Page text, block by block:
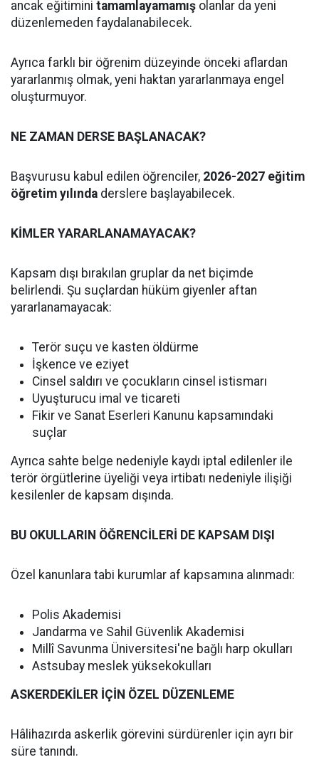
ancak eğitimini tamamlayamamış olanlar da yeni
düzenlemeden faydalanabilecek.
Ayrıca farklı bir öğrenim düzeyinde önceki aflardan
yararlanmış olmak, yeni haktan yararlanmaya engel
oluşturmuyor.
NE ZAMAN DERSE BAŞLANACAK?
Başvurusu kabul edilen öğrenciler, 2026-2027 eğitim
öğretim yılında derslere başlayabilecek.
KİMLER YARARLANAMAYACAK?
Kapsam dışı bırakılan gruplar da net biçimde
belirlendi. Şu suçlardan hüküm giyenler aftan
yararlanamayacak:
Terör suçu ve kasten öldürme
İşkence ve eziyet
Cinsel saldırı ve çocukların cinsel istismarı
Uyuşturucu imal ve ticareti
Fikir ve Sanat Eserleri Kanunu kapsamındaki
suçlar
Ayrıca sahte belge nedeniyle kaydı iptal edilenler ile
terör örgütlerine üyeliği veya irtibatı nedeniyle ilişiği
kesilenler de kapsam dışında.
BU OKULLARIN ÖĞRENCİLERİ DE KAPSAM DIŞI
Özel kanunlara tabi kurumlar af kapsamına alınmadı:
Polis Akademisi
Jandarma ve Sahil Güvenlik Akademisi
Millî Savunma Üniversitesi'ne bağlı harp okulları
Astsubay meslek yüksekokulları
ASKERDEKİLER İÇİN ÖZEL DÜZENLEME
Hâlihazırda askerlik görevini sürdürenler için ayrı bir
süre tanındı.